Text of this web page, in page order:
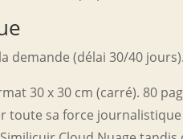
demande (délai 30/40 jours).
30 x 30 cm (carré). 80
toute sa force